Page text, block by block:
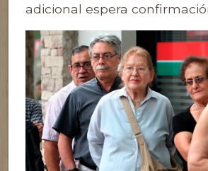
adicional espera